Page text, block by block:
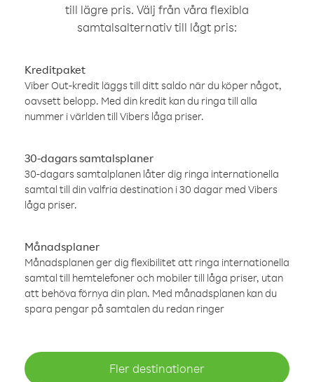
till lägre pris. Välj från våra flexibla
samtalsalternativ till lågt pris:
Kreditpaket
Viber Out-kredit läggs till ditt saldo när du köper något,
oavsett belopp. Med din kredit kan du ringa till alla
nummer i världen till Vibers låga priser.
30-dagars samtalsplaner
30-dagars samtalplanen låter dig ringa internationella
samtal till din valfria destination i 30 dagar med Vibers
låga priser.
Månadsplaner
Månadsplanen ger dig flexibilitet att ringa internationella
samtal till hemtelefoner och mobiler till låga priser, utan
att behöva förnya din plan. Med månadsplanen kan du
spara pengar på samtalen du redan ringer
Fler destinationer